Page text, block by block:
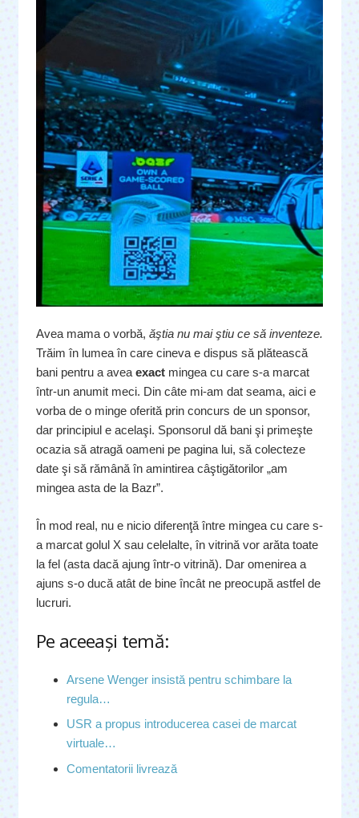
Avea mama o vorbă, ăştia nu mai ştiu ce să inventeze.
Trăim în lumea în care cineva e dispus să plătească
bani pentru a avea exact mingea cu care s-a marcat
într-un anumit meci. Din câte mi-am dat seama, aici e
vorba de o minge oferită prin concurs de un sponsor,
dar principiul e acelaşi. Sponsorul dă bani şi primeşte
ocazia să atragă oameni pe pagina lui, să colecteze
date şi să rămână în amintirea câştigătorilor „am
mingea asta de la Bazr”.
În mod real, nu e nicio diferenţă între mingea cu care s-
a marcat golul X sau celelalte, în vitrină vor arăta toate
la fel (asta dacă ajung într-o vitrină). Dar omenirea a
ajuns s-o ducă atât de bine încât ne preocupă astfel de
lucruri.
Pe aceeaşi temă:
Arsene Wenger insistă pentru schimbare la
regula…
USR a propus introducerea casei de marcat
virtuale…
Comentatorii livrează